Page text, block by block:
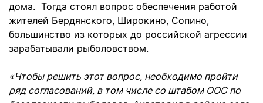
дома. Тогда стоял вопрос обеспечения работой
жителей Бердянского, Широкино, Сопино,
большинство из которых до российской агрессии
зарабатывали рыболовством.
«Чтобы решить этот вопрос, необходимо пройти
ряд согласований, в том числе со штабом ООС по